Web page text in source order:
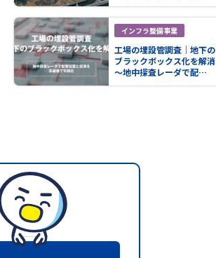
インフラ整備事業
工場の埋設管調査｜地下の
ブラックボックス化を解消
～地中探査レーダで配…